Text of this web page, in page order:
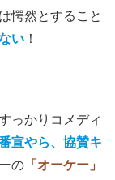
愕然とすること
い ！
っかりコメディ
宣やら、協賛キ
の 「オーケー」